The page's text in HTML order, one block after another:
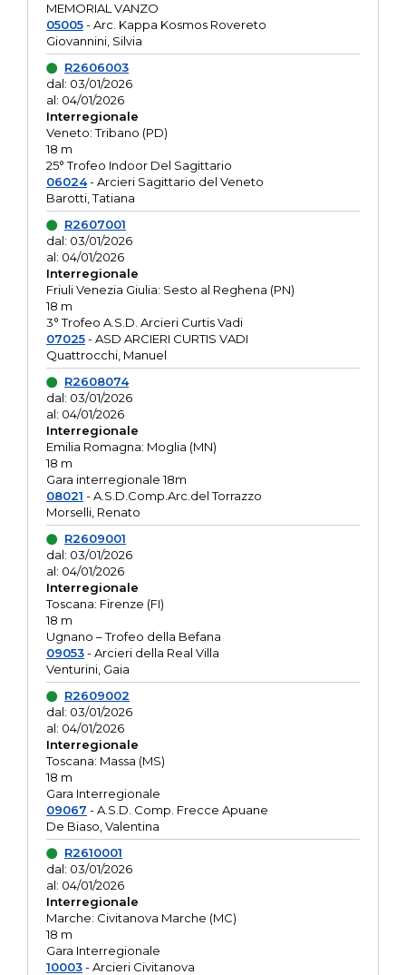
MEMORIAL VANZO
05005- Arc. Kappa Kosmos Rovereto
Giovannini, Silvia
R2606003
dal: 03/01/2026
al: 04/01/2026
Interregionale
Veneto: Tribano (PD)
18 m
25° Trofeo Indoor Del Sagittario
06024- Arcieri Sagittario del Veneto
Barotti, Tatiana
R2607001
dal: 03/01/2026
al: 04/01/2026
Interregionale
Friuli Venezia Giulia: Sesto al Reghena (PN)
18 m
3° Trofeo A.S.D. Arcieri Curtis Vadi
07025- ASD ARCIERI CURTIS VADI
Quattrocchi, Manuel
R2608074
dal: 03/01/2026
al: 04/01/2026
Interregionale
Emilia Romagna: Moglia (MN)
18 m
Gara interregionale 18m
08021 - A.S.D.Comp.Arc.del Torrazzo
Morselli, Renato
R2609001
dal: 03/01/2026
al: 04/01/2026
Interregionale
Toscana: Firenze (FI)
18 m
Ugnano – Trofeo della Befana
09053- Arcieri della Real Villa
Venturini, Gaia
R2609002
dal: 03/01/2026
al: 04/01/2026
Interregionale
Toscana: Massa (MS)
18 m
Gara Interregionale
09067 - A.S.D. Comp. Frecce Apuane
De Biaso, Valentina
R2610001
dal: 03/01/2026
al: 04/01/2026
Interregionale
Marche: Civitanova Marche (MC)
18 m
Gara Interregionale
10003- Arcieri Civitanova